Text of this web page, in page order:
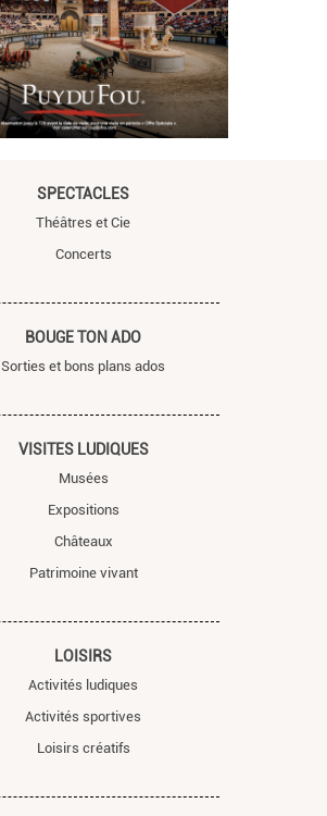
SPECTACLES
Théâtres et Cie
Concerts
BOUGE TON ADO
Sorties et bons plans ados
VISITES LUDIQUES
Musées
Expositions
Châteaux
Patrimoine vivant
LOISIRS
Activités ludiques
Activités sportives
Loisirs créatifs